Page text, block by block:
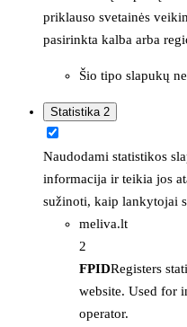
priklauso svetainės
pasirinkta kalba arba
Šio tipo slapukų
Statistika 2
Naudodami statistikos
informacija ir teikia jos
sužinoti, kaip lankytojai
meliva.lt
2
FPIDRegisters
website. Used for
operator.